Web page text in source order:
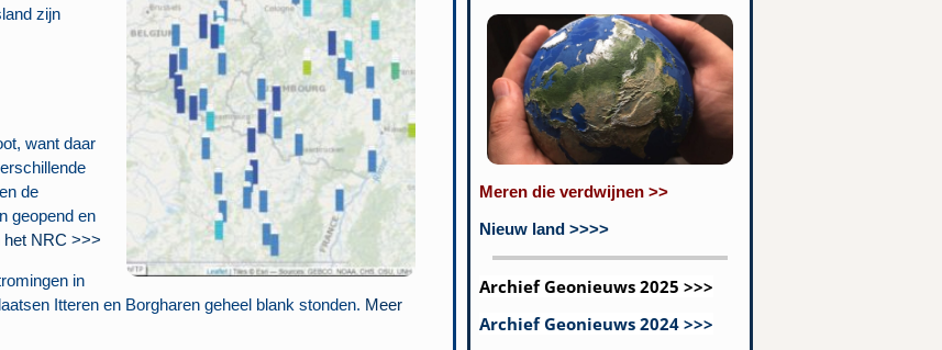
zijn
want daar
de
geopend en
het NRC >>>
in
Itteren en Borgharen geheel blank stonden. Meer
Meren die verdwijnen >>
Nieuw land >>>>
Archief Geonieuws 2025 >>>
Archief Geonieuws 2024 >>>